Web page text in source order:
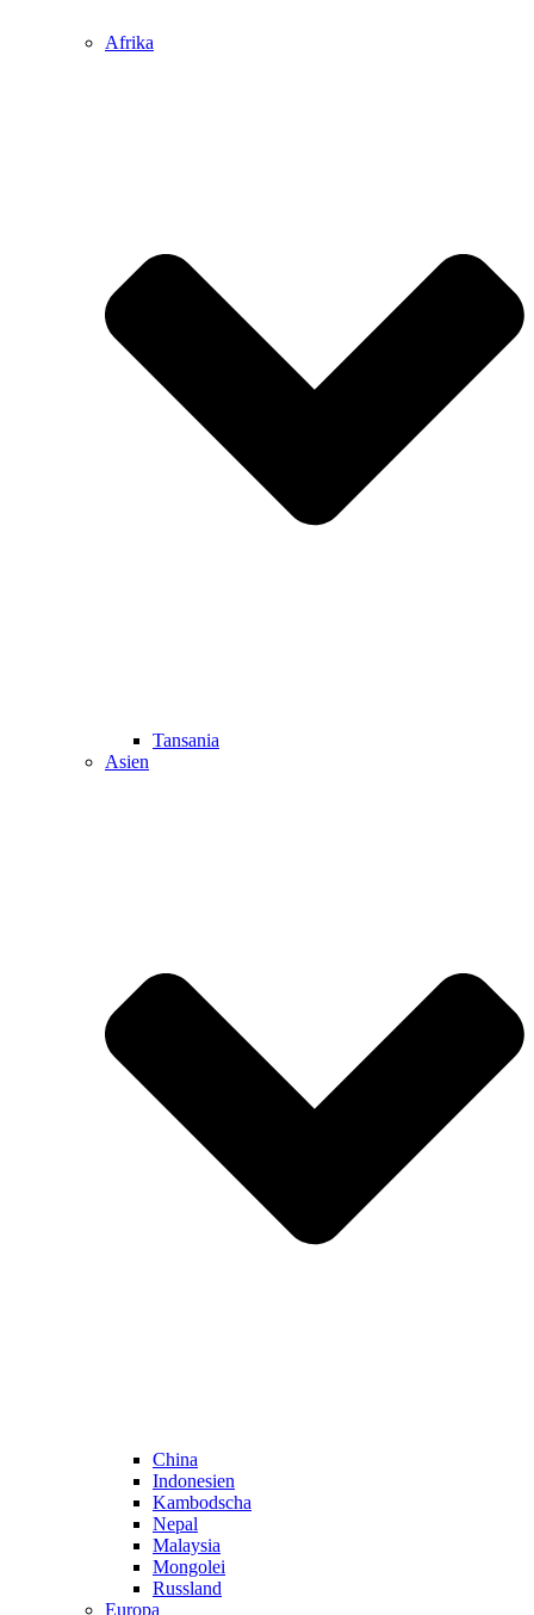
Afrika
Tansania
Asien
China
Indonesien
Kambodscha
Nepal
Malaysia
Mongolei
Russland
Europa